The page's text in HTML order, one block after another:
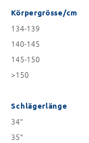
Körpergrösse/cm
134-139
140-145
145-150
>150
Schlägerlänge
34"
35"